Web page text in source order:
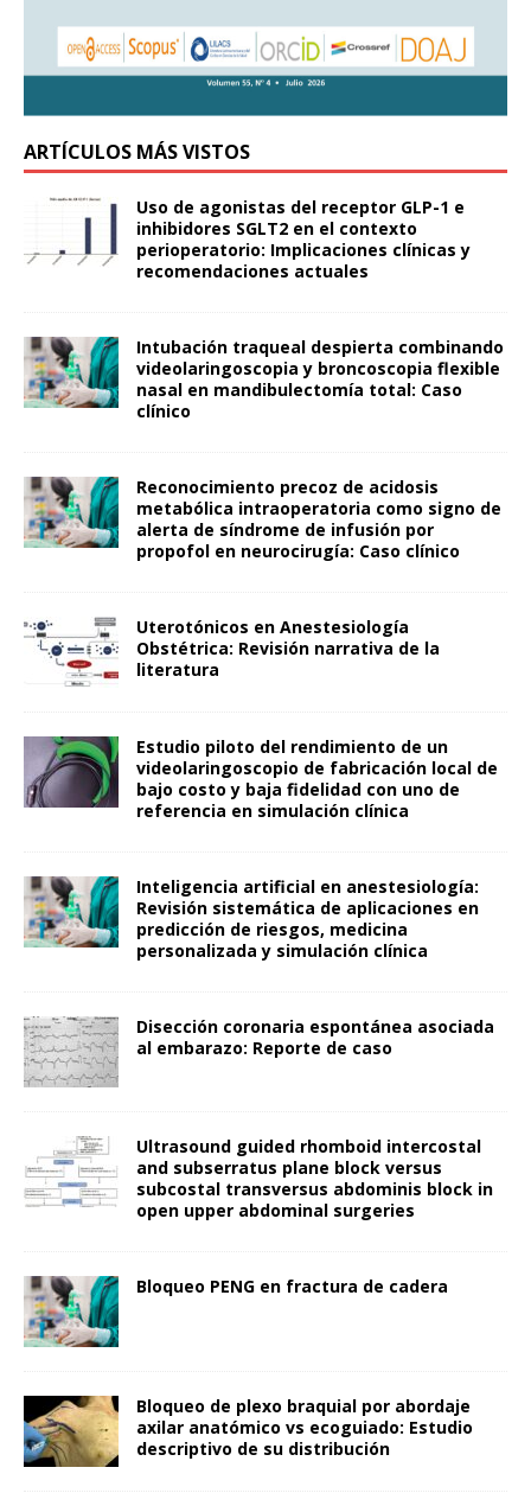
ARTÍCULOS MÁS VISTOS
Uso de agonistas del receptor GLP-1 e
inhibidores SGLT2 en el contexto
perioperatorio: Implicaciones clínicas y
recomendaciones actuales
Intubación traqueal despierta combinando
videolaringoscopia y broncoscopia flexible
nasal en mandibulectomía total: Caso
clínico
Reconocimiento precoz de acidosis
metabólica intraoperatoria como signo de
alerta de síndrome de infusión por
propofol en neurocirugía: Caso clínico
Uterotónicos en Anestesiología
Obstétrica: Revisión narrativa de la
literatura
Estudio piloto del rendimiento de un
videolaringoscopio de fabricación local de
bajo costo y baja fidelidad con uno de
referencia en simulación clínica
Inteligencia artificial en anestesiología:
Revisión sistemática de aplicaciones en
predicción de riesgos, medicina
personalizada y simulación clínica
Disección coronaria espontánea asociada
al embarazo: Reporte de caso
Ultrasound guided rhomboid intercostal
and subserratus plane block versus
subcostal transversus abdominis block in
open upper abdominal surgeries
Bloqueo PENG en fractura de cadera
Bloqueo de plexo braquial por abordaje
axilar anatómico vs ecoguiado: Estudio
descriptivo de su distribución